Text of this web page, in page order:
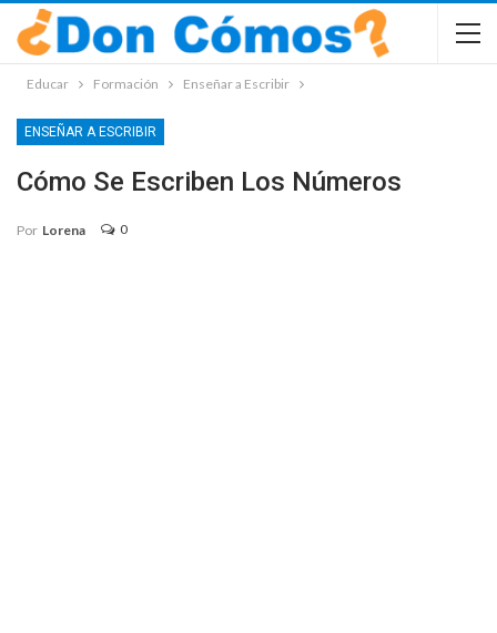
Educar Formación Enseñar a Escribir
ENSEÑAR A ESCRIBIR
Cómo Se Escriben Los Números
Por Lorena 0